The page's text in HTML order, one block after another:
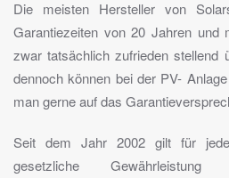
Die meisten Hersteller von
Garantiezeiten von 20 Jahren und
zwar tatsächlich zufrieden stellend
dennoch können bei der PV-
man gerne auf das
Seit dem Jahr 2002 gilt für
gesetzliche